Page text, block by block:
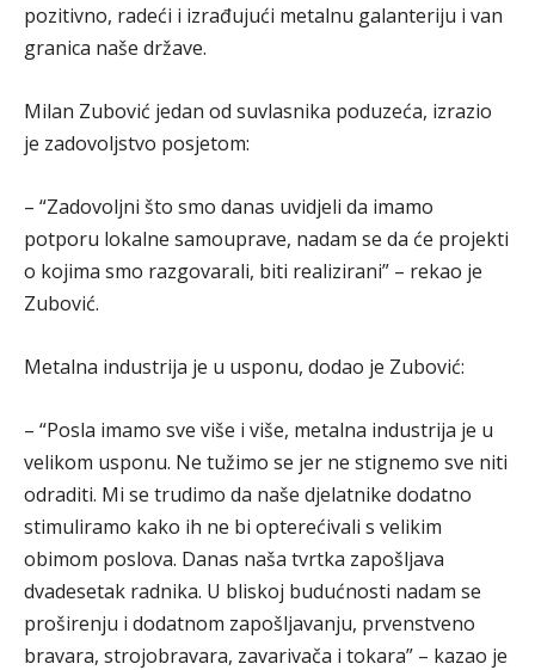
pozitivno, radeći i izrađujući metalnu galanteriju i van
granica naše države.
Milan Zubović jedan od suvlasnika poduzeća, izrazio
je zadovoljstvo posjetom:
– “Zadovoljni što smo danas uvidjeli da imamo
potporu lokalne samouprave, nadam se da će projekti
o kojima smo razgovarali, biti realizirani” – rekao je
Zubović.
Metalna industrija je u usponu, dodao je Zubović:
– “Posla imamo sve više i više, metalna industrija je u
velikom usponu. Ne tužimo se jer ne stignemo sve niti
odraditi. Mi se trudimo da naše djelatnike dodatno
stimuliramo kako ih ne bi opterećivali s velikim
obimom poslova. Danas naša tvrtka zapošljava
dvadesetak radnika. U bliskoj budućnosti nadam se
proširenju i dodatnom zapošljavanju, prvenstveno
bravara, strojobravara, zavarivača i tokara” – kazao je